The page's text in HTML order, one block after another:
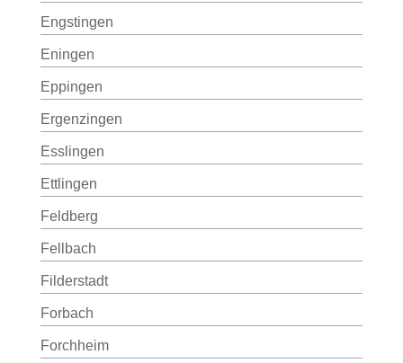
Engstingen
Eningen
Eppingen
Ergenzingen
Esslingen
Ettlingen
Feldberg
Fellbach
Filderstadt
Forbach
Forchheim